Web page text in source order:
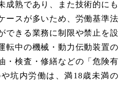
成熟であり、また技術的にも
ースが多いため、労働基準法
できる業務に制限や禁止を設
転中の機械・動力伝動装置の
・検査・修繕などの「危険有
坑内労働は、満18歳未満の